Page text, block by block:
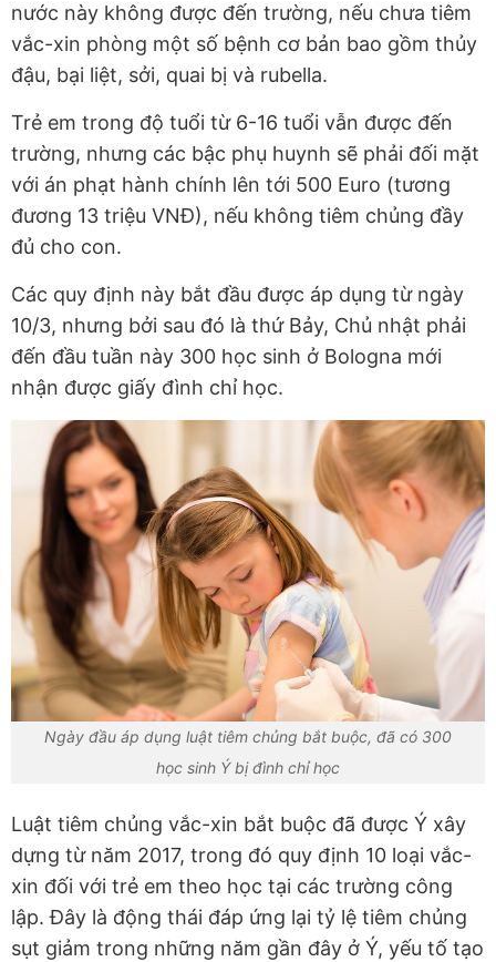
nước này không được đến trường, nếu chưa tiêm
vắc-xin phòng một số bệnh cơ bản bao gồm thủy
đậu, bại liệt, sởi, quai bị và rubella.
Trẻ em trong độ tuổi từ 6-16 tuổi vẫn được đến
trường, nhưng các bậc phụ huynh sẽ phải đối mặt
với án phạt hành chính lên tới 500 Euro (tương
đương 13 triệu VNĐ), nếu không tiêm chủng đầy
đủ cho con.
Các quy định này bắt đầu được áp dụng từ ngày
10/3, nhưng bởi sau đó là thứ Bảy, Chủ nhật phải
đến đầu tuần này 300 học sinh ở Bologna mới
nhận được giấy đình chỉ học.
Ngày đầu áp dụng luật tiêm chủng bắt buộc, đã có 300
học sinh Ý bị đình chỉ học
Luật tiêm chủng vắc-xin bắt buộc đã được Ý xây
dựng từ năm 2017, trong đó quy định 10 loại vắc-
xin đối với trẻ em theo học tại các trường công
lập. Đây là động thái đáp ứng lại tỷ lệ tiêm chủng
sụt giảm trong những năm gần đây ở Ý, yếu tố tạo